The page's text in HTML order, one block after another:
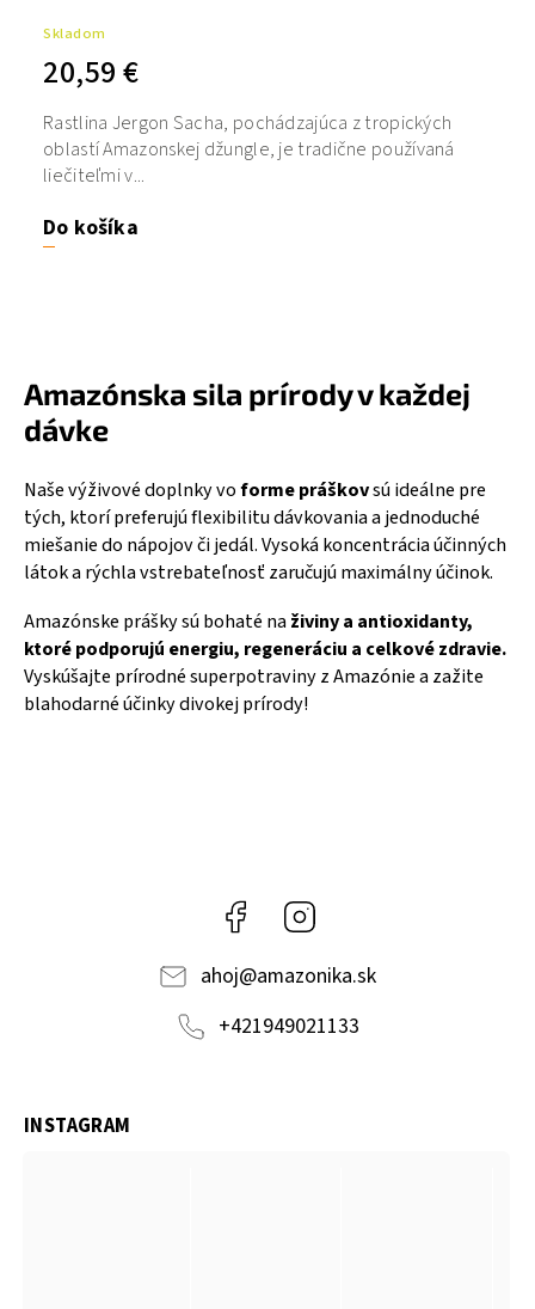
Skladom
20,59 €
Do košíka
Rastlina Jergon Sacha, pochádzajúca z tropických
oblastí Amazonskej džungle, je tradične používaná
liečiteľmi v...
Amazónska sila prírody v každej
dávke
Naše výživové doplnky voforme práškovsú ideálne pre
tých, ktorí preferujú flexibilitu dávkovania a jednoduché
miešanie do nápojov či jedál. Vysoká koncentrácia účinných
látok a rýchla vstrebateľnosť zaručujú maximálny účinok.
Amazónske prášky sú bohaté naživiny a antioxidanty,
ktoré podporujú energiu, regeneráciu a celkové zdravie.
Vyskúšajte prírodné superpotraviny z Amazónie a zažite
blahodarné účinky divokej prírody!
Facebook
ahoj@amazonika.sk
+421949021133
INSTAGRAM